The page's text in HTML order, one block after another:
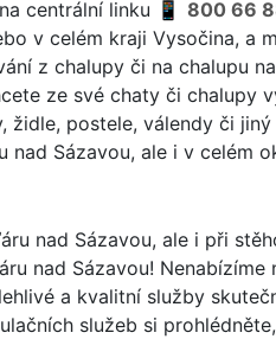
centrální linku 800 66
v celém kraji Vysočina, a
z chalupy či na chalupu
ze své chaty či chalupy
postele, válendy či
nad Sázavou, ale i v celém
nad Sázavou, ale i při
nad Sázavou! Nenabízíme
a kvalitní služby
služeb si